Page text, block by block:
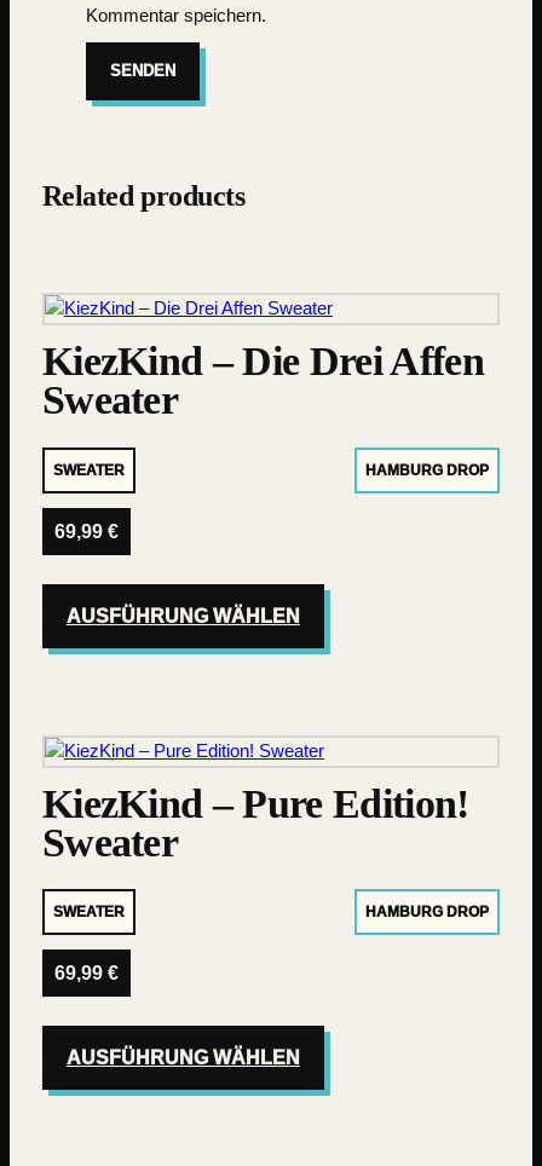
Kommentar speichern.
Related products
KiezKind – Die Drei Affen
Sweater
SWEATER HAMBURG DROP
69,99 €
AUSFÜHRUNG WÄHLEN
KiezKind – Pure Edition!
Sweater
SWEATER HAMBURG DROP
69,99 €
AUSFÜHRUNG WÄHLEN